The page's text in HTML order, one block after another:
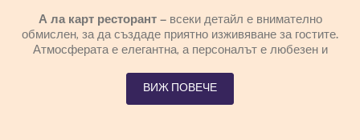
А ла карт ресторант– всеки детайл е внимателно
обмислен, за да създаде приятно изживяване за гостите.
Атмосферата е елегантна, а персоналът е любезен и
специалитети, съобразени с различни вкусове и
ВИЖ ПОВЕЧЕ